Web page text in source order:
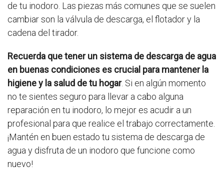
de tu inodoro. Las piezas más comunes que se suelen
cambiar son la válvula de descarga, el flotador y la
cadena del tirador.
Recuerda que tener un sistema de descarga de agua
en buenas condiciones es crucial para mantener la
higiene y la salud de tu hogar. Si en algún momento
no te sientes seguro para llevar a cabo alguna
reparación en tu inodoro, lo mejor es acudir a un
profesional para que realice el trabajo correctamente.
¡Mantén en buen estado tu sistema de descarga de
agua y disfruta de un inodoro que funcione como
nuevo!